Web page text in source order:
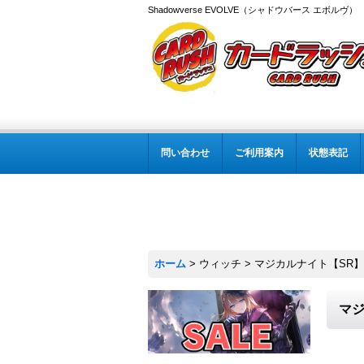
Shadowverse EVOLVE（シャドウバース エボルヴ
問い合わせ ご利用案内 状態表記
ホーム > ウィッチ > マジカルナイト【SR
マ